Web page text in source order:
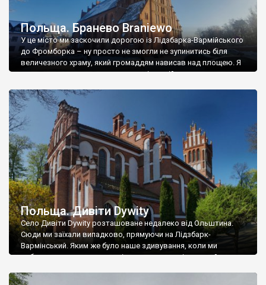
Польща. Бранево Braniewo
У це місто ми заскочили дорогою із Лідзбарка-Вармійського
до Фромборка – ну просто не змогли не зупинитись біля
величезного храму, який громаддям нависав над площею. Я
поглянув на карту – та це ж поряд із російським кордоном.
от Бранево Braniewo розташоване від кордону […]
Польща. Дивіти Dywity
Село Дивіти Dywity розташоване недалеко від Ольштина.
Сюди ми заїхали випадково, прямуючи на Лідзбарк-
Вармінський. Яким же було наше здивування, коли ми
побачили у маленькому невідомому нам селі, великий
помилувались, пофоткали… Вже у Києві я дізнався, що храм